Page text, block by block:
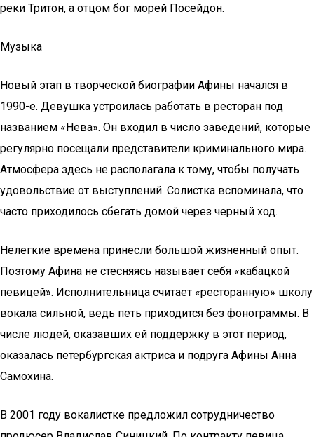
реки Тритон, а отцом бог морей Посейдон.
Музыка
Новый этап в творческой биографии Афины начался в
1990-е. Девушка устроилась работать в ресторан под
названием «Нева». Он входил в число заведений, которые
регулярно посещали представители криминального мира.
Атмосфера здесь не располагала к тому, чтобы получать
удовольствие от выступлений. Солистка вспоминала, что
часто приходилось сбегать домой через черный ход.
Нелегкие времена принесли большой жизненный опыт.
Поэтому Афина не стесняясь называет себя «кабацкой
певицей». Исполнительница считает «ресторанную» школу
вокала сильной, ведь петь приходится без фонограммы. В
числе людей, оказавших ей поддержку в этот период,
оказалась петербургская актриса и подруга Афины Анна
Самохина.
В 2001 году вокалистке предложил сотрудничество